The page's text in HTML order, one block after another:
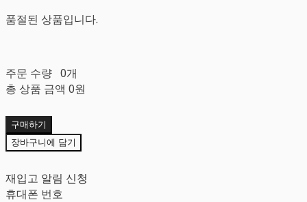
품절된 상품입니다.
주문 수량 0개
총 상품 금액 0원
구매하기
장바구니에 담기
재입고 알림 신청
휴대폰 번호